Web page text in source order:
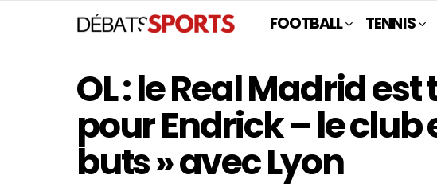
FOOTBALL TENNIS
OL : le Real Madrid
pour Endrick – le club
buts » avec Lyon